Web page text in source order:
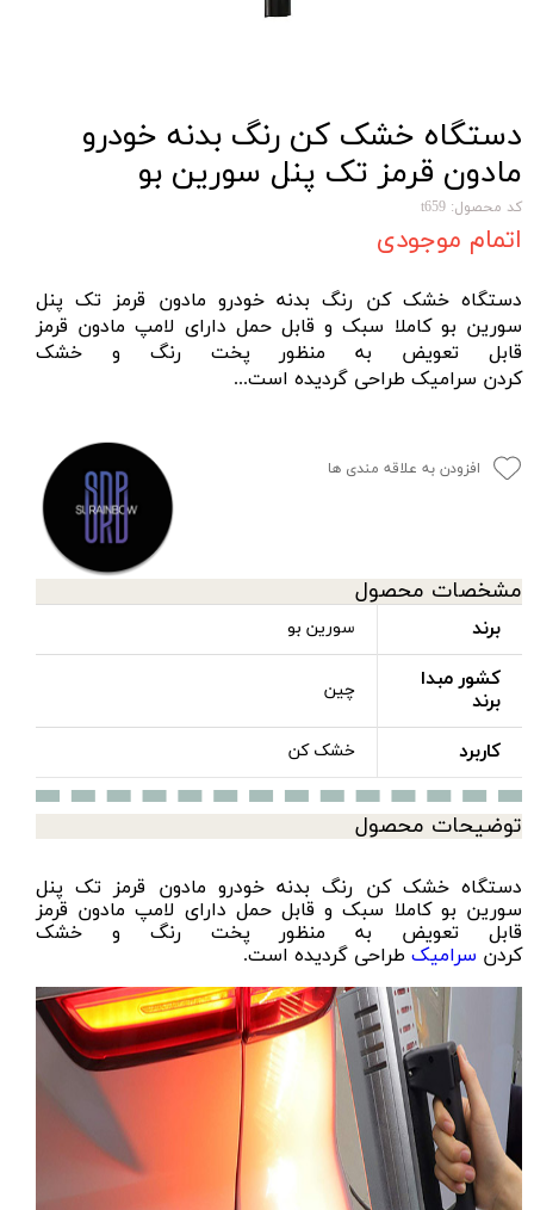
دستگاه خشک کن رنگ بدنه خودرو
مادون قرمز تک پنل سورین‌ بو
کد محصول: t659
اتمام موجودی
دستگاه خشک کن رنگ بدنه خودرو مادون قرمز تک پنل
سورین‌ بو کاملا سبک و قابل حمل دارای لامپ مادون قرمز
قابل تعویض به منظور پخت رنگ و خشک
کردن سرامیک طراحی گردیده است...
افزودن به علاقه مندی ها
مشخصات محصول
برند سورین‌ بو
کشور مبدا
برند
چین
کاربرد خشک کن
توضیحات محصول
دستگاه خشک کن رنگ بدنه خودرو مادون قرمز تک پنل
سورین‌ بو کاملا سبک و قابل حمل دارای لامپ مادون قرمز
قابل تعویض به منظور پخت رنگ و خشک
کردن سرامیک طراحی گردیده است.